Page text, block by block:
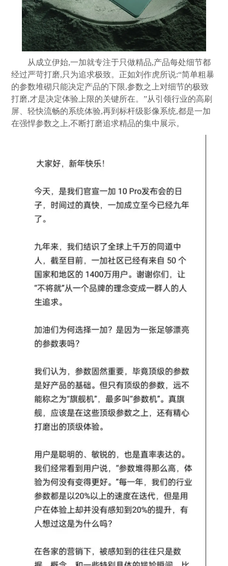
从成立伊始,一加就专注于只做精品,产品每处细节都
经过严苛打磨,只为追求极致。正如刘作虎所说:“简单粗暴
的参数堆砌只能决定产品的下限,参数之上对细节的极致
打磨,才是决定体验上限的关键所在。”从引领行业的高刷
屏、轻快流畅的系统体验,再到标杆级影像系统,都是一加
在强悍参数之上,不断打磨追求精品的集中展示。